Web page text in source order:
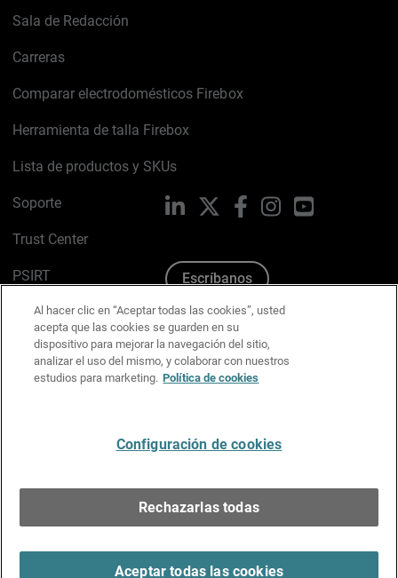
Sala de Redacción
Carreras
Comparar electrodomésticos Firebox
Herramienta de talla Firebox
Lista de productos y SKUs
Soporte
Trust Center
PSIRT
Política de cookies
Política de privacidad
Kit de medios y marca
LinkedIn FacebookInstagramYouTube
Escríbanos
Al hacer clic en “Aceptar todas las cookies”, usted
acepta que las cookies se guarden en su
dispositivo para mejorar la navegación del sitio,
analizar el uso del mismo, y colaborar con nuestros
estudios para marketing. Política de cookies
Configuración de cookies
Rechazarlas todas
Aceptar todas las cookies